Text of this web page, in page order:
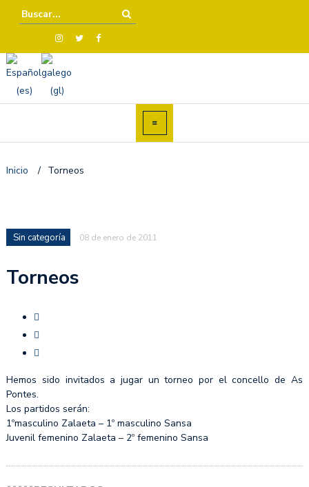
Inicio / Torneos
Sin categoría 08 de enero de 2011
Torneos
Hemos sido invitados a jugar un torneo por el concello de As
Pontes.
Los partidos serán:
1ºmasculino Zalaeta – 1º masculino Sansa
Juvenil femenino Zalaeta – 2º femenino Sansa